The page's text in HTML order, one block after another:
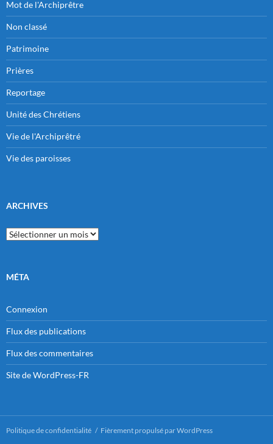
Mot de l'Archiprêtre
Non classé
Patrimoine
Prières
Reportage
Unité des Chrétiens
Vie de l'Archiprêtré
Vie des paroisses
ARCHIVES
Archives
MÉTA
Connexion
Flux des publications
Flux des commentaires
Site de WordPress-FR
Politique de confidentialité Fièrement propulsé par WordPress